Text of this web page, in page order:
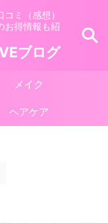
ミ（感想）
お得情報も紹
ブログ
メイク
ヘアケア